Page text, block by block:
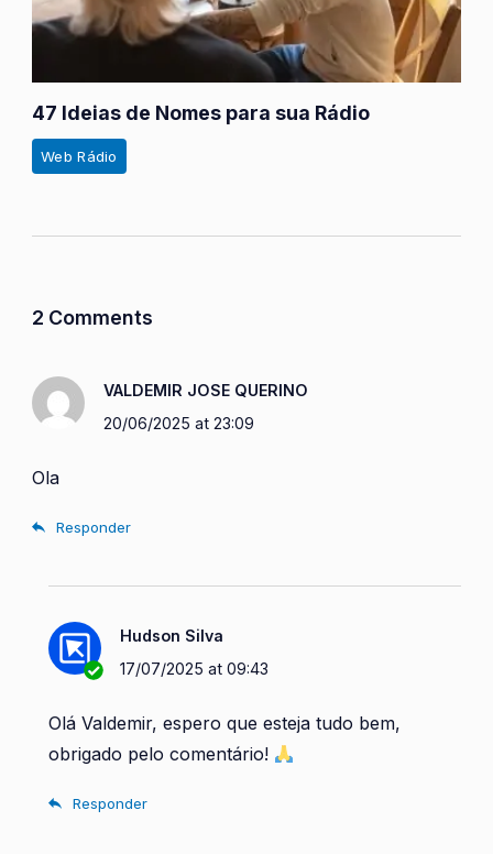
47 Ideias de Nomes para sua Rádio
Web Rádio
2 Comments
VALDEMIR JOSE QUERINO
20/06/2025 at 23:09
Ola
Responder
Hudson Silva
17/07/2025 at 09:43
Olá Valdemir, espero que esteja tudo bem,
obrigado pelo comentário!
Responder